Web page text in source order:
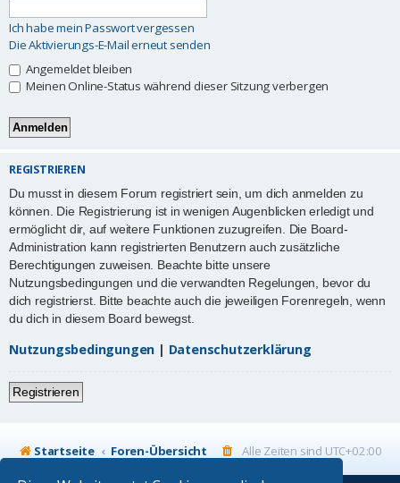
Ich habe mein Passwort vergessen
Die Aktivierungs-E-Mail erneut senden
Angemeldet bleiben
Meinen Online-Status während dieser Sitzung verbergen
REGISTRIEREN
Du musst in diesem Forum registriert sein, um dich anmelden zu
können. Die Registrierung ist in wenigen Augenblicken erledigt und
ermöglicht dir, auf weitere Funktionen zuzugreifen. Die Board-
Administration kann registrierten Benutzern auch zusätzliche
Berechtigungen zuweisen. Beachte bitte unsere
Nutzungsbedingungen und die verwandten Regelungen, bevor du
dich registrierst. Bitte beachte auch die jeweiligen Forenregeln, wenn
du dich in diesem Board bewegst.
Nutzungsbedingungen | Datenschutzerklärung
Registrieren
Startseite Foren-Übersicht Alle Zeiten sind UTC+02:00